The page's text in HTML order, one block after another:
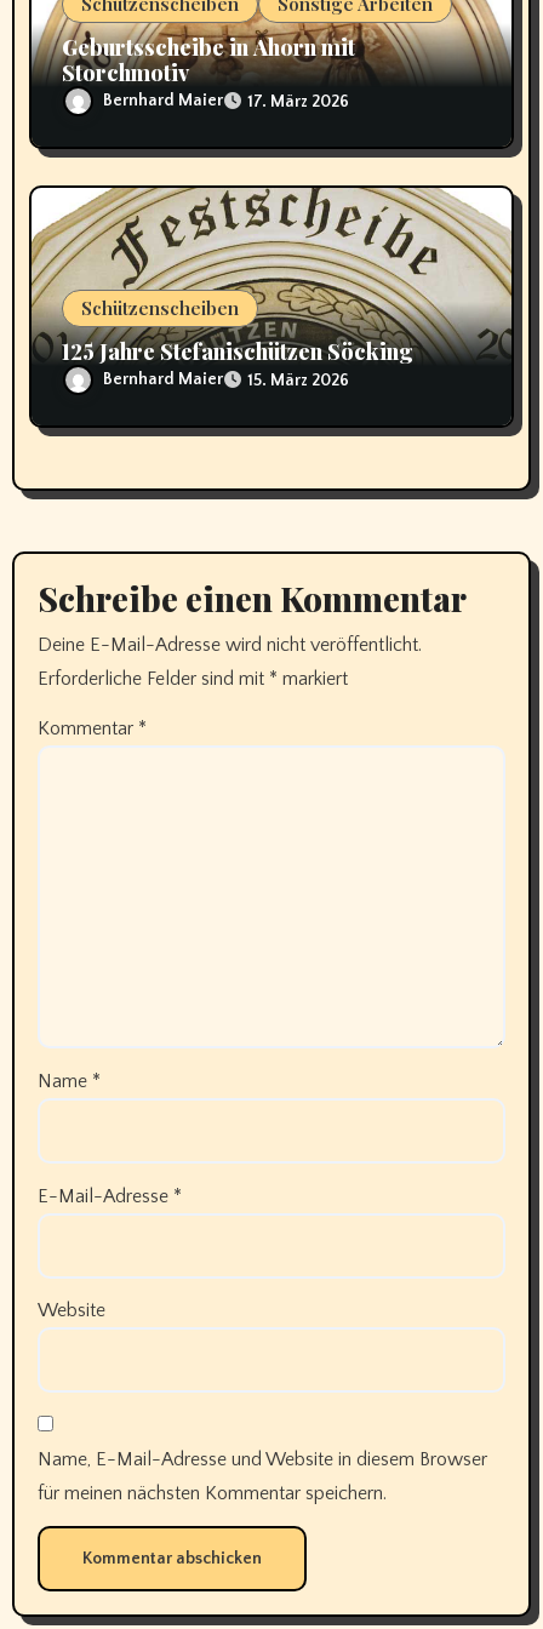
Geburtsscheibe in Ahorn mit
Storchmotiv
Bernhard Maier 17. März 2026
Schützenscheiben
125 Jahre Stefanischützen Söcking
Bernhard Maier 15. März 2026
Schreibe einen Kommentar
Deine E-Mail-Adresse wird nicht veröffentlicht.
Erforderliche Felder sind mit * markiert
Kommentar *
Name *
E-Mail-Adresse *
Website
Name, E-Mail-Adresse und Website in diesem Browser
für meinen nächsten Kommentar speichern.